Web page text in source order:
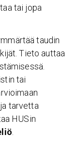
tai jopa
taudin
Tieto auttaa
tai
tarvetta
HUSin